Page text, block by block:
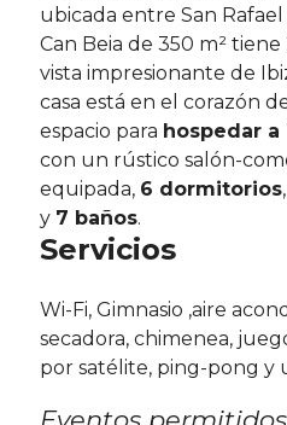
ubicada entre San Rafael
Can Beia de 350 m²
vista impresionante de
casa está en el corazón
espacio para hospedar a
con un rústico salón-
equipada, 6 dormitorios
y 7 baños.
Servicios
Wi-Fi, Gimnasio ,aire
secadora, chimenea,
por satélite, ping-pong y